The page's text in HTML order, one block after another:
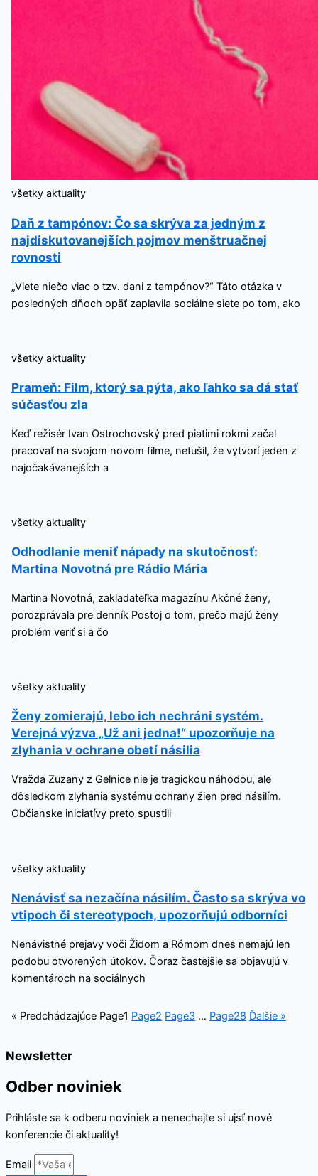
všetky aktuality
Daň z tampónov: Čo sa skrýva za jedným z
najdiskutovanejších pojmov menštruačnej
rovnosti
„Viete niečo viac o tzv. dani z tampónov?“ Táto otázka v
posledných dňoch opäť zaplavila sociálne siete po tom, ako
všetky aktuality
Prameň: Film, ktorý sa pýta, ako ľahko sa dá stať
súčasťou zla
Keď režisér Ivan Ostrochovský pred piatimi rokmi začal
pracovať na svojom novom filme, netušil, že vytvorí jeden z
najočakávanejších a
všetky aktuality
Odhodlanie meniť nápady na skutočnosť:
Martina Novotná pre Rádio Mária
Martina Novotná, zakladateľka magazínu Akčné ženy,
porozprávala pre denník Postoj o tom, prečo majú ženy
problém veriť si a čo
všetky aktuality
Ženy zomierajú, lebo ich nechráni systém.
Verejná výzva „Už ani jedna!“ upozorňuje na
zlyhania v ochrane obetí násilia
Vražda Zuzany z Gelnice nie je tragickou náhodou, ale
dôsledkom zlyhania systému ochrany žien pred násilím.
Občianske iniciatívy preto spustili
všetky aktuality
Nenávisť sa nezačína násilím. Často sa skrýva vo
vtipoch či stereotypoch, upozorňujú odborníci
Nenávistné prejavy voči Židom a Rómom dnes nemajú len
podobu otvorených útokov. Čoraz častejšie sa objavujú v
komentároch na sociálnych
« Predchádzajúce Page1 Page2 Page3 … Page28 Ďalšie »
Newsletter
Odber noviniek
Prihláste sa k odberu noviniek a nenechajte si ujsť nové
konferencie či aktuality!
Email